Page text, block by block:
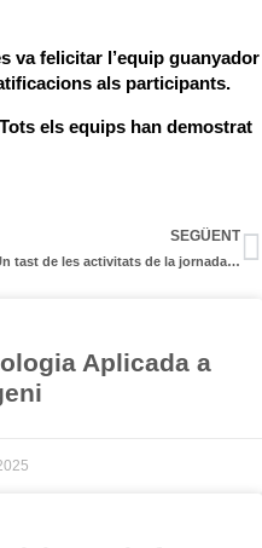
va felicitar l’equip guanyador
als participants.
els equips han demostrat
SEGÜENT
Un tast de les activitats de la jornada d’avui a la Setmana Cultural 2024
Aplicada a